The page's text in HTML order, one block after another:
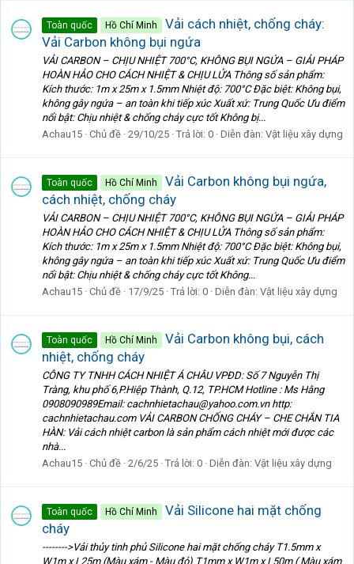
Toàn quốc Hồ Chí Minh
Vải cách nhiệt, chống cháy:
Vải Carbon không bụi ngứa
VẢI CARBON – CHỊU NHIỆT 700°C, KHÔNG BỤI NGỨA – GIẢI PHÁP
HOÀN HẢO CHO CÁCH NHIỆT & CHỊU LỬA Thông số sản phẩm:
Kích thước: 1m x 25m x 1.5mm Nhiệt độ: 700°C Đặc biệt: Không bụi,
không gây ngứa – an toàn khi tiếp xúc Xuất xứ: Trung Quốc Ưu điểm
nổi bật: Chịu nhiệt & chống cháy cực tốt Không bị...
Achau15 Chủ đề 29/10/25 Trả lời: 0 Diễn đàn: Vật liệu xây dựng
Toàn quốc Hồ Chí Minh
Vải Carbon không bụi ngứa,
cách nhiệt, chống cháy
VẢI CARBON – CHỊU NHIỆT 700°C, KHÔNG BỤI NGỨA – GIẢI PHÁP
HOÀN HẢO CHO CÁCH NHIỆT & CHỊU LỬA Thông số sản phẩm:
Kích thước: 1m x 25m x 1.5mm Nhiệt độ: 700°C Đặc biệt: Không bụi,
không gây ngứa – an toàn khi tiếp xúc Xuất xứ: Trung Quốc Ưu điểm
nổi bật: Chịu nhiệt & chống cháy cực tốt Không...
Achau15 Chủ đề 17/9/25 Trả lời: 0 Diễn đàn: Vật liệu xây dựng
Toàn quốc Hồ Chí Minh
Vải Carbon không bụi, cách
nhiệt, chống cháy
CÔNG TY TNHH CÁCH NHIỆT Á CHÂU VPĐD: Số 7 Nguyễn Thị
Tràng, khu phố 6,P.Hiệp Thành, Q.12, TP.HCM Hotline : Ms Hằng
0908090989Email: cachnhietachau@yahoo.com.vn http:
cachnhietachau.com VẢI CARBON CHỐNG CHÁY – CHE CHẮN TIA
HÀN: Vải cách nhiệt carbon là sản phẩm cách nhiệt mới được các
nhà...
Achau15 Chủ đề 2/6/25 Trả lời: 0 Diễn đàn: Vật liệu xây dựng
Toàn quốc Hồ Chí Minh
Vải Silicone hai mặt chống
cháy
-------->Vải thủy tinh phủ Silicone hai mặt chống cháy T1.5mm x
W1m x L25m (Màu xám - Màu đỏ) T1mm x W1m x L50m ( Màu xám